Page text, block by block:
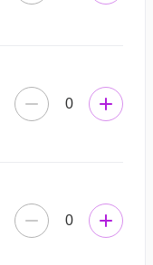
0
0